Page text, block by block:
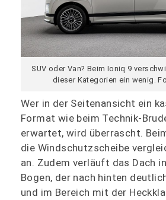
SUV oder Van? Beim Ioniq 9
dieser Kategorien ein wenig.
Wer in der Seitenansicht ein
Format wie beim Technik-
erwartet, wird überrascht.
die Windschutzscheibe
an. Zudem verläuft das Dach
Bogen, der nach hinten
und im Bereich mit der